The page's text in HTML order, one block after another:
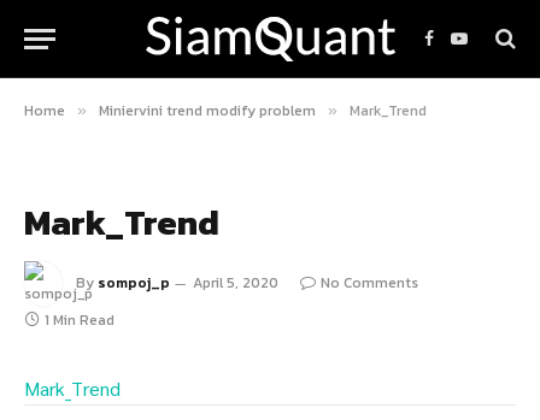
Facebook
YouTube
Home » Miniervini trend modify problem » Mark_Trend
Mark_Trend
By sompoj_p April 5, 2020
No Comments
1 Min Read
Mark_Trend